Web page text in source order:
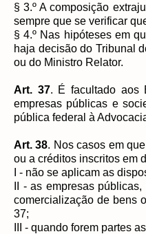
§ 3.º A composição
sempre que se verificar
§ 4.º Nas hipóteses em
haja decisão do Tribunal
ou do Ministro Relator.
Art. 37. É facultado aos
empresas públicas e
pública federal à
Art. 38. Nos casos em
ou a créditos inscritos em
I - não se aplicam as
II - as empresas
comercialização de bens
37;
III - quando forem partes